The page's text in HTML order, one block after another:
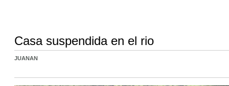
Casa suspendida en el rio
JUANAN